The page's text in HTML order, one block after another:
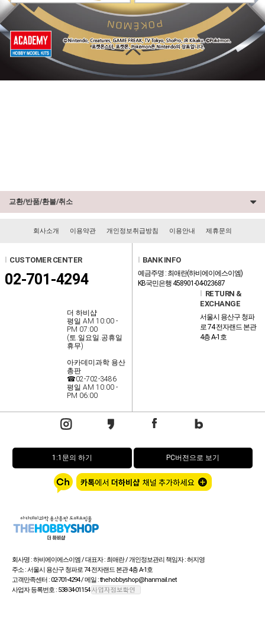
교환/반품/환불/취소
회사소개 이용약관 개인정보취급방침 이용안내 제휴문의
l CUSTOMER CENTER
02-701-4294
더 하비샵
평일 AM 10:00 -
PM 07:00
(토.일요일.공휴일
휴무)
아카데미과학 용산
총판
☎02-702-3486
평일 AM 10:00 -
PM 06:00
l BANK INFO
예금주명 : 최애란(하비에이에스이엠)
KB국민은행 458901-04-023687
l RETURN &
EXCHANGE
서울시 용산구 청파
로 74 전자랜드 본관
4층 A-1호
1:1문의 하기 PC버전으로 보기
회사명 : 하비에이에스이엠 / 대표자 : 최애란 / 개인정보관리 책임자 : 허지영
주소 : 서울시 용산구 청파로 74 전자랜드 본관 4층 A-1호
고객만족센터 : 02-701-4294 / 메일 : thehobbyshop@hanmail.net
사업자 등록번호 : 538-34-01154